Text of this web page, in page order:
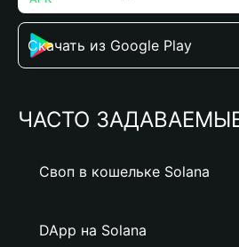
Скачать из Google Play
ЧАСТО
Своп в кошельке Solana
DApp на Solana